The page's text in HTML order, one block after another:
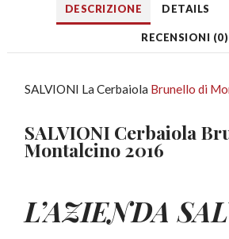
DESCRIZIONE DETAILS
RECENSIONI (0)
SALVIONI La Cerbaiola Brunello di
SALVIONI Cerbaiola
Montalcino 2016
L’AZIENDA